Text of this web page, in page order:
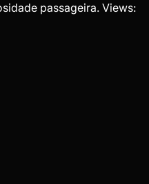
passageira. Views: